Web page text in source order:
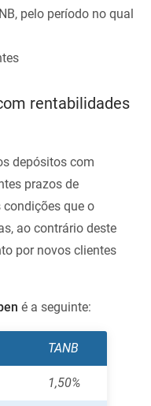
pelo período no qual
rentabilidades
depósitos com
prazos de
que o
ao contrário deste
por novos clientes
é a seguinte:
TANB
1,50%